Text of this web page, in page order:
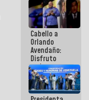
Cabello a
Orlando
Avendaño:
Disfruto
cada vez
que escribes
porque lo
que haces